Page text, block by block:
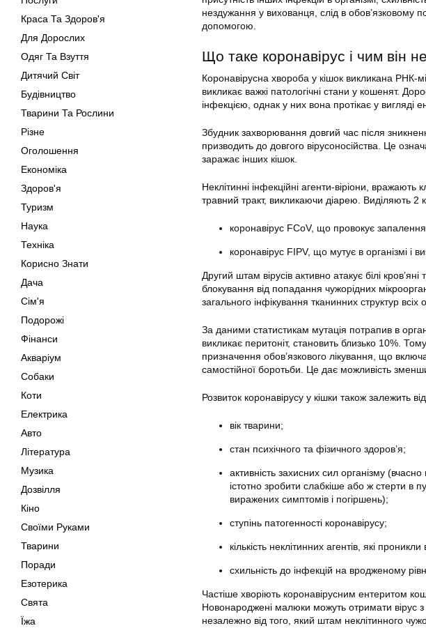
Краса Та Здоров'я
Для Дорослих
Одяг Та Взуття
Дитячий Світ
Будівництво
Тварини Та Рослини
Різне
Оголошення
Економіка
Здоров'я
Туризм
Наука
Техніка
Корисно Знати
Дача
Сім'я
Подорожі
Фінанси
Акваріум
Собаки
Коти
Електрика
Авто
Література
Музика
Дозвілля
Кіно
Своїми Руками
Тварини
Поради
Езотерика
Свята
Їжа
нездужання у вихованця, слід в обов’язковому
допомогою.
Що таке коронавірус і чим він
Коронавірусна хвороба у кішок викликана РНК-
викликає важкі патологічні стани у кошенят.
інфекцією, однак у них вона протікає у вигляді
Збудник захворювання довгий час після
призводить до довгого вірусоносійства. Це
заражає інших кішок.
Неклітинні інфекційні агенти-віріони,
травний тракт, викликаючи діарею. Виділяють 2
коронавірус FCoV, що провокує
коронавірус FIPV, що мутує в організмі і
Другий штам вірусів активно атакує білі
блокування від попадання чужорідних
загального інфікування тканинних структур всіх
За даними статистикам мутація потрапив в
викликає перитоніт, становить близько 10%.
призначення обов’язкового лікування, що
самостійної боротьби. Це дає можливість
Розвиток коронавірусу у кішки також залежить
вік тварини;
стан психічного та фізичного здоров’я;
активність захисних сил організму
істотно зробити слабкіше або ж стерти в
виражених симптомів і погіршень);
ступінь патогенності коронавірусу;
кількість неклітинних агентів, які проникли
схильність до інфекцій на вродженому
Частіше хворіють коронавірусним ентеритом
Новонароджені малюки можуть отримати вірус з
незалежно від того, який штам неклітинного